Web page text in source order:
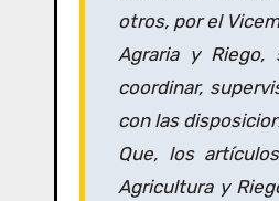
otros, por el
Agraria y Riego,
coordinar,
con las
Que, los
Agricultura y